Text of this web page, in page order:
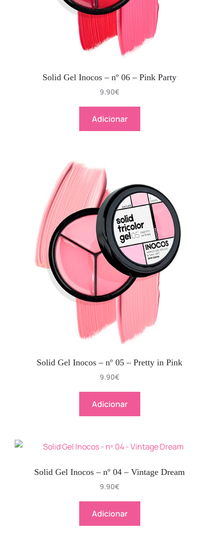
Solid Gel Inocos – nº 06 – Pink Party
9.90€
Adicionar
Solid Gel Inocos – nº 05 – Pretty in Pink
9.90€
Adicionar
Solid Gel Inocos – nº 04 – Vintage Dream
9.90€
Adicionar